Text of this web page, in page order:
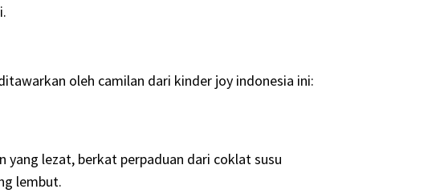
oleh camilan dari kinder joy indonesia ini:
yang lezat, berkat perpaduan dari coklat susu
lembut.